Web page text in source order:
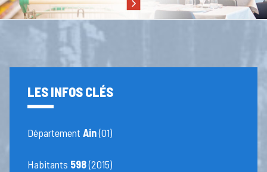
LES INFOS CLÉS
DépartementAin(01)
Habitants 598(2015)